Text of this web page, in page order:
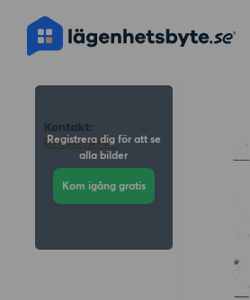
Registrera dig för att se
alla bilder
Kom igång gratis